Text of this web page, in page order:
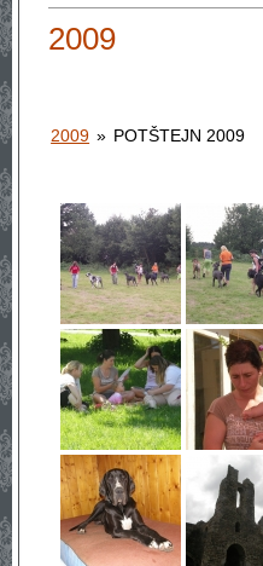
2009
2009 » POTŠTEJN 2009